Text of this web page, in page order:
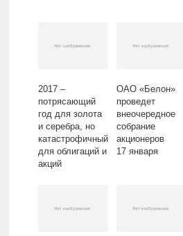
2017 –
потрясающий
год для золота
и серебра, но
катастрофичный
для облигаций и
акций
ОАО «Белон»
проведет
внеочередное
собрание
акционеров
17 января